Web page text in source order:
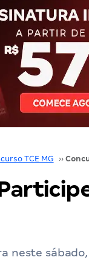
TCE MG ››
neste